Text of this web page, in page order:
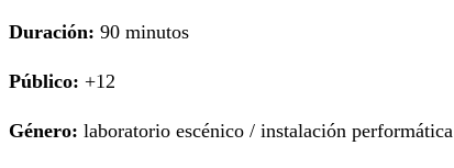
Duración: 90 minutos
Público: +12
Género: laboratorio escénico / instalación performática